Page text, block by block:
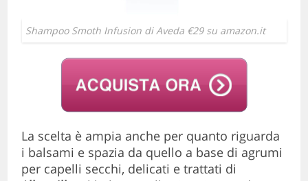
Shampoo Smoth Infusion di Aveda €29 su amazon.it
La scelta è ampia anche per quanto riguarda
i balsami e spazia da quello a base di agrumi
per capelli secchi, delicati e trattati di